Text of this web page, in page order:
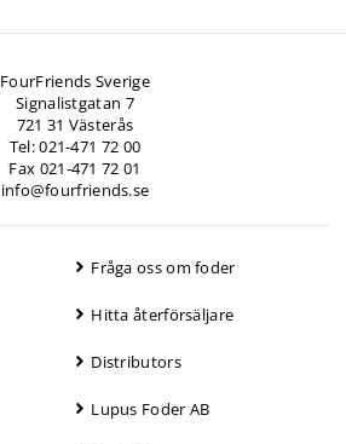
FourFriends Sverige
Signalistgatan 7
721 31 Västerås
Tel: 021-471 72 00
Fax 021-471 72 01
info@fourfriends.se
Fråga oss om foder
Hitta återförsäljare
Distributors
Lupus Foder AB